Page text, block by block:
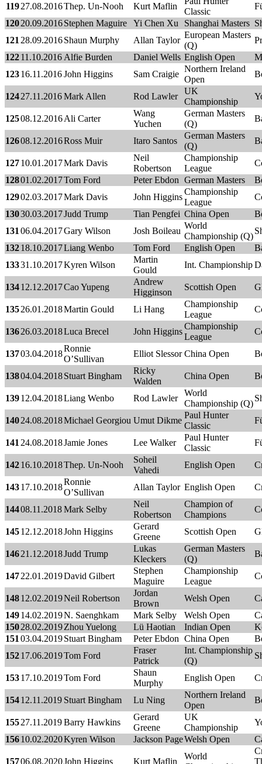
11927.08.2016Thep. Un-Nooh Kurt Maflin
Classic
12020.09.2016Stephen Maguire Yi Chen Xu Shanghai Masters
121 28.09.2016Shaun Murphy Allan Taylor
European Masters
(Q)
12211.10.2016 Alfie Burden Daniel Wells English Open
12316.11.2016John Higgins Sam Craigie
Northern Ireland
Open
12427.11.2016Mark Allen Rod Lawler
UK
Championship
12508.12.2016Ali Carter
Wang
Yuchen
German Masters
(Q)
12608.12.2016Ross Muir Itaro Santos
German Masters
(Q)
12710.01.2017Mark Davis
Neil
Robertson
Championship
League
12801.02.2017Tom Ford Peter Ebdon German Masters
12902.03.2017Mark Davis John Higgins
Championship
League
13030.03.2017Judd Trump Tian Pengfei China Open
131 06.04.2017Gary Wilson Josh Boileau
World
Championship (Q)
13218.10.2017Liang Wenbo Tom Ford English Open
13331.10.2017Kyren Wilson
Martin
Gould
Int. Championship
13412.12.2017Cao Yupeng
Andrew
Higginson
Scottish Open
13526.01.2018Martin Gould Li Hang
Championship
League
13626.03.2018Luca Brecel John Higgins
Championship
League
13703.04.2018
Ronnie
O’Sullivan
Elliot Slessor China Open
13804.04.2018Stuart Bingham
Ricky
Walden
China Open
13912.04.2018Liang Wenbo Rod Lawler
World
Championship (Q)
14024.08.2018Michael Georgiou Umut Dikme
Paul Hunter
Classic
141 24.08.2018Jamie Jones Lee Walker
Paul Hunter
Classic
14216.10.2018Thep. Un-Nooh
Soheil
Vahedi
English Open
14317.10.2018
Ronnie
O’Sullivan
Allan Taylor English Open
14408.11.2018Mark Selby
Neil
Robertson
Champion of
Champions
14512.12.2018John Higgins
Gerard
Greene
Scottish Open
14621.12.2018Judd Trump
Lukas
Kleckers
German Masters
(Q)
14722.01.2019David Gilbert
Stephen
Maguire
Championship
League
14812.02.2019Neil Robertson
Jordan
Brown
Welsh Open
14914.02.2019N. Saenghkam Mark Selby Welsh Open
15028.02.2019Zhou Yuelong Lü Haotian Indian Open
151 03.04.2019Stuart Bingham Peter Ebdon China Open
15217.06.2019Tom Ford
Fraser
Patrick
Int. Championship
(Q)
15317.10.2019Tom Ford
Shaun
Murphy
English Open
15412.11.2019 Stuart Bingham Lu Ning
Northern Ireland
Open
15527.11.2019Barry Hawkins
Gerard
Greene
UK
Championship
15610.02.2020Kyren Wilson Jackson PageWelsh Open
15706.08.2020John Higgins Kurt Maflin
World